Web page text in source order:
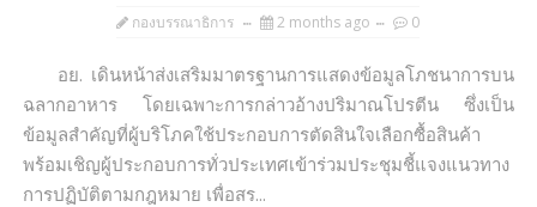
กองบรรณาธิการ 2 months ago 0
อย. เดินหน้าส่งเสริมมาตรฐานการแสดงข้อมูลโภชนาการบน
ฉลากอาหาร โดยเฉพาะการกล่าวอ้างปริมาณโปรตีน ซึ่งเป็น
ข้อมูลสำคัญที่ผู้บริโภคใช้ประกอบการตัดสินใจเลือกซื้อสินค้า
พร้อมเชิญผู้ประกอบการทั่วประเทศเข้าร่วมประชุมชี้แจงแนวทาง
การปฏิบัติตามกฎหมาย เพื่อสร...